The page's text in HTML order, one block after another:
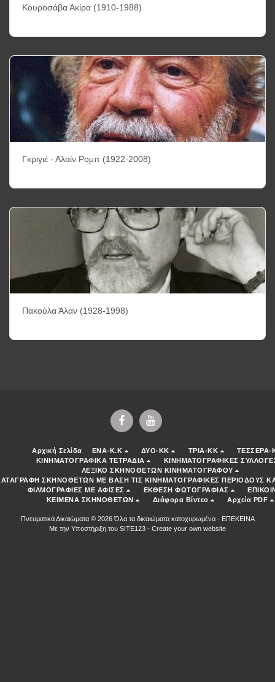
Κουροσάβα Ακίρα (1910-1988)
Γκριγιέ - Αλαίν Ρομπ (1922-2008)
Πακούλα Άλαν (1928-1998)
Αρχική Σελίδα ENA-K.K ΔΥΟ-ΚΚ ΤΡΙΑ-ΚΚ
ΤΕΣΣΕΡΑ-
ΚΙΝΗΜΑΤΟΓΡΑΦΙΚΑ ΤΕΤΡΑΔΙΑ
ΚΙΝΗΜΑΤΟΓΡΑΦΙΚΕΣ
ΛΕΞΙΚΟ ΣΚΗΝΟΘΕΤΩΝ ΚΙΝΗΜΑΤΟΓΡΑΦΟΥ
ΣΚΗΝΟΘΕΤΩΝ ΜΕ ΒΑΣΗ ΤΙΣ ΚΙΝΗΜΑΤΟΓΡΑΦΙΚΕΣ ΠΕΡΙΟΔΟΥΣ
ΦΙΛΜΟΓΡΑΦΙΕΣ ΜΕ ΑΦΙΣΕΣ
ΕΚΘΕΣΗ ΦΩΤΟΓΡΑΦΙΑΣ
ΚΕΙΜΕΝΑ ΣΚΗΝΟΘΕΤΩΝ
Διάφορα Βίντεο Αρχεία PDF
Πνευματικά Δικαιώματα © 2026 Όλα τα δικαιώματα κατοχυρωμένα - ΕΠΕΚΕΙΝΑ
Με την Υποστήριξη του SITE123 - Create your own website